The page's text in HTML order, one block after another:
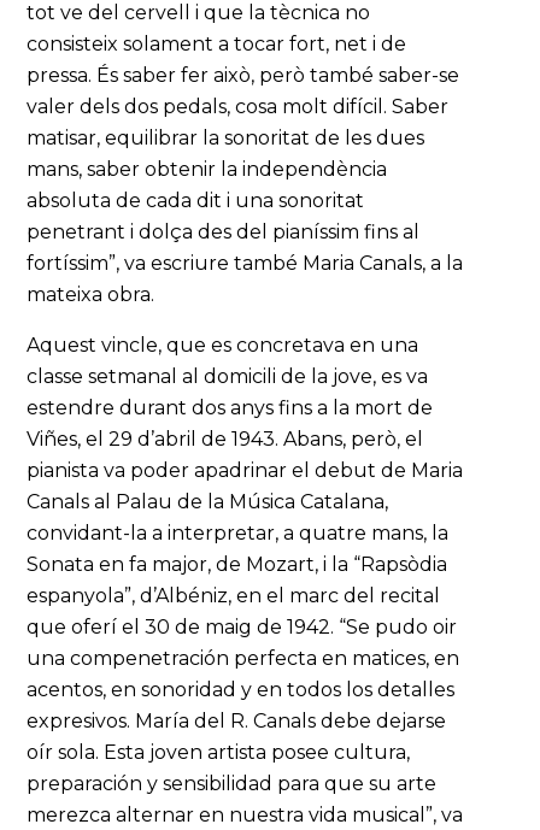
tot ve del cervell i que la tècnica no
consisteix solament a tocar fort, net i de
pressa. És saber fer això, però també saber-se
valer dels dos pedals, cosa molt difícil. Saber
matisar, equilibrar la sonoritat de les dues
mans, saber obtenir la independència
absoluta de cada dit i una sonoritat
penetrant i dolça des del pianíssim fins al
fortíssim”, va escriure també Maria Canals, a la
mateixa obra.
Aquest vincle, que es concretava en una
classe setmanal al domicili de la jove, es va
estendre durant dos anys fins a la mort de
Viñes, el 29 d’abril de 1943. Abans, però, el
pianista va poder apadrinar el debut de Maria
Canals al Palau de la Música Catalana,
convidant-la a interpretar, a quatre mans, la
Sonata en fa major, de Mozart, i la “Rapsòdia
espanyola”, d’Albéniz, en el marc del recital
que oferí el 30 de maig de 1942. “Se pudo oir
una compenetración perfecta en matices, en
acentos, en sonoridad y en todos los detalles
expresivos. María del R. Canals debe dejarse
oír sola. Esta joven artista posee cultura,
preparación y sensibilidad para que su arte
merezca alternar en nuestra vida musical”, va